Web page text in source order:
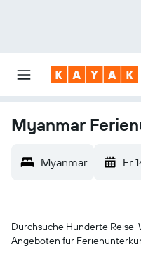
Myanmar
Myanmar Fr
Durchsuche Hunderte
Angeboten für